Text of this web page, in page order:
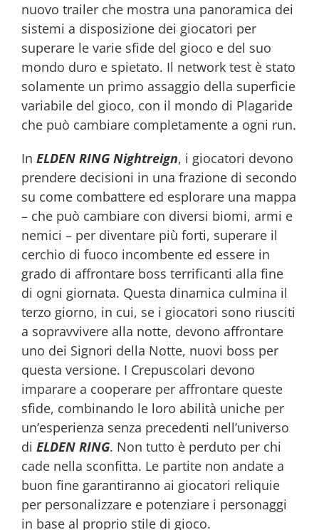
nuovo trailer che mostra una panoramica dei
sistemi a disposizione dei giocatori per
superare le varie sfide del gioco e del suo
mondo duro e spietato. Il network test è stato
solamente un primo assaggio della superficie
variabile del gioco, con il mondo di Plagaride
che può cambiare completamente a ogni run.
In ELDEN RING Nightreign, i giocatori devono
prendere decisioni in una frazione di secondo
su come combattere ed esplorare una mappa
– che può cambiare con diversi biomi, armi e
nemici – per diventare più forti, superare il
cerchio di fuoco incombente ed essere in
grado di affrontare boss terrificanti alla fine
di ogni giornata. Questa dinamica culmina il
terzo giorno, in cui, se i giocatori sono riusciti
a sopravvivere alla notte, devono affrontare
uno dei Signori della Notte, nuovi boss per
questa versione. I Crepuscolari devono
imparare a cooperare per affrontare queste
sfide, combinando le loro abilità uniche per
un’esperienza senza precedenti nell’universo
di ELDEN RING. Non tutto è perduto per chi
cade nella sconfitta. Le partite non andate a
buon fine garantiranno ai giocatori reliquie
per personalizzare e potenziare i personaggi
in base al proprio stile di gioco.